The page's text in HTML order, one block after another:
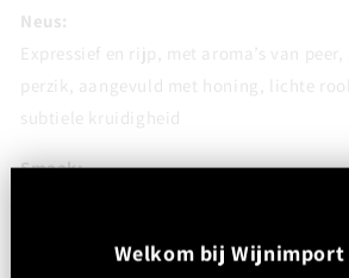
Neus:
Expressief en rijp, met aroma’s van peer,
perzik, aangevuld met honing, lichte
subtiele kruidigheid
Smaak:
ondersteund door milde zuren
Welkom bij Wijnimport